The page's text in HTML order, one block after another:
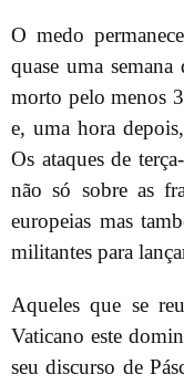
O medo
quase uma
morto pelo menos
e, uma hora
Os ataques de
não só sobre as
europeias mas
militantes para
Aqueles que se
Vaticano este
seu discurso de